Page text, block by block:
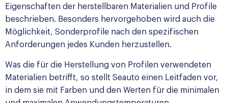
Eigenschaften der herstellbaren Materialien und Profile
beschrieben. Besonders hervorgehoben wird auch die
Möglichkeit, Sonderprofile nach den spezifischen
Anforderungen jedes Kunden herzustellen.
Was die für die Herstellung von Profilen verwendeten
Materialien betrifft, so stellt Seauto einen Leitfaden vor,
in dem sie mit Farben und den Werten für die minimalen